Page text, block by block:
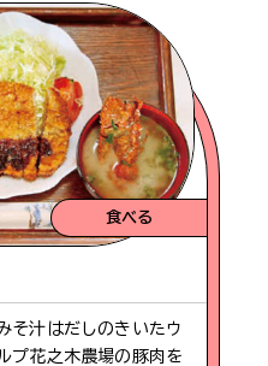
食べる
そ汁はだしのきいたウ
プ花之木農場の豚肉を